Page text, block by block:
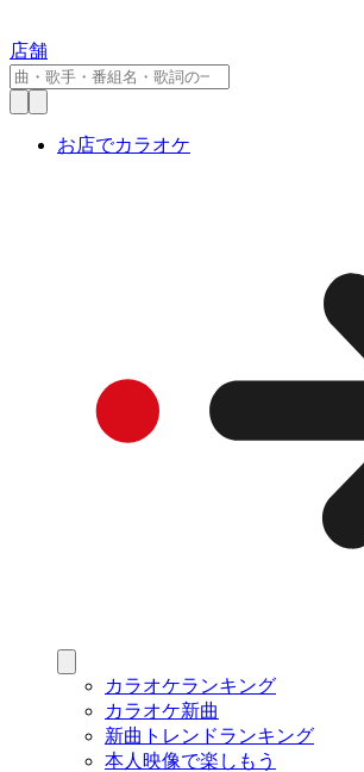
店舗
お店でカラオケ
カラオケランキング
カラオケ新曲
新曲トレンドランキング
本人映像で楽しもう